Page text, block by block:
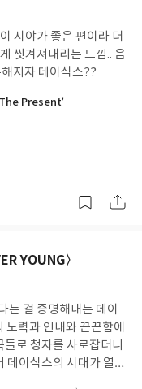
시야가 좋은 편이라 더
씻겨져내리는 느낌.. 음
지자 데이식스??
DAY6 Special Concert ‘The Present’
YOUNG〉
는 걸 증명해내는 데이
력과 인내와 끈끈함에
로 청자를 사로잡더니
데이식스의 시대가 열렸